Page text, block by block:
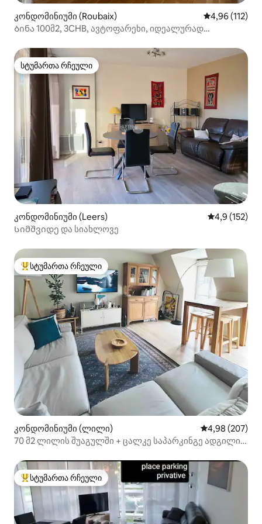
კონდომინიუმი (Roubaix) საშუალო
4,96 (112)
Ბინა 100მ2, 3CHB, ავტოფარეხი, იდეალურად
სტუმართა რჩეული
სტუმართა რჩეული
კონდომინიუმი (Leers) საშუალო
4,9 (152)
Სიმშვიდე და სიახლოვე
სტუმართა რჩეული მოწინავე ვარიანტი
სტუმართა რჩეული
კონდომინიუმი (ლილი) საშუალო
4,98 (207)
70 მ2 ლილის შუაგულში + ცალკე საპარკინგე ადგილი
სტუმართა რჩეული მოწინავე ვარიანტი
სტუმართა რჩეული